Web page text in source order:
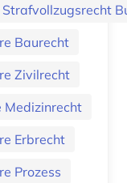
Baurecht
Zivilrecht
Medizinrecht
Erbrecht
Prozess